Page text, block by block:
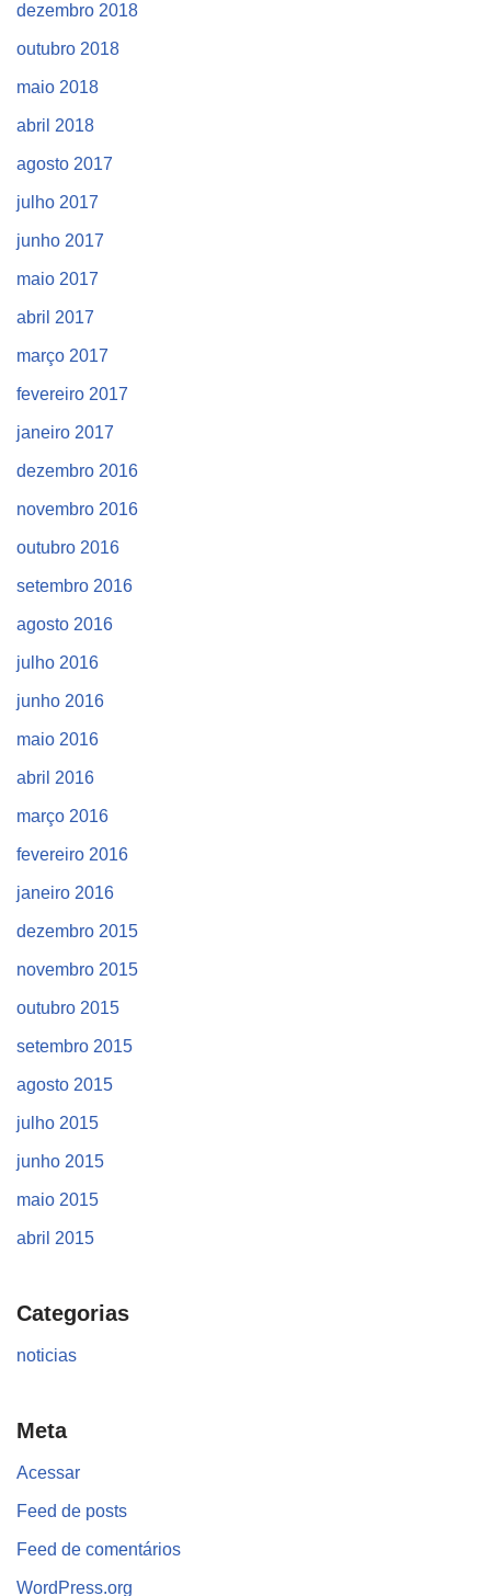
dezembro 2018
outubro 2018
maio 2018
abril 2018
agosto 2017
julho 2017
junho 2017
maio 2017
abril 2017
março 2017
fevereiro 2017
janeiro 2017
dezembro 2016
novembro 2016
outubro 2016
setembro 2016
agosto 2016
julho 2016
junho 2016
maio 2016
abril 2016
março 2016
fevereiro 2016
janeiro 2016
dezembro 2015
novembro 2015
outubro 2015
setembro 2015
agosto 2015
julho 2015
junho 2015
maio 2015
abril 2015
Categorias
noticias
Meta
Acessar
Feed de posts
Feed de comentários
WordPress.org